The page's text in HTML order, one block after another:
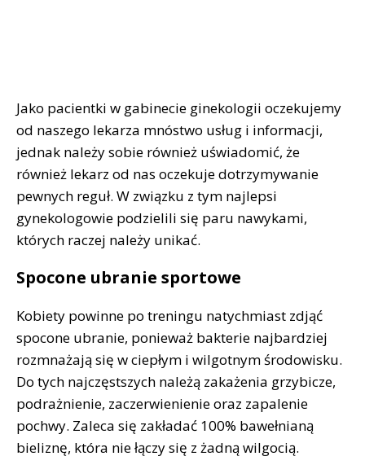
Jako pacientki w gabinecie ginekologii oczekujemy
od naszego lekarza mnóstwo usług i informacji,
jednak należy sobie również uświadomić, że
również lekarz od nas oczekuje dotrzymywanie
pewnych reguł. W związku z tym najlepsi
gynekologowie podzielili się paru nawykami,
których raczej należy unikać.
Spocone ubranie sportowe
Kobiety powinne po treningu natychmiast zdjąć
spocone ubranie, ponieważ bakterie najbardziej
rozmnażają się w ciepłym i wilgotnym środowisku.
Do tych najczęstszych należą zakażenia grzybicze,
podrażnienie, zaczerwienienie oraz zapalenie
pochwy. Zaleca się zakładać 100% bawełnianą
bieliznę, która nie łączy się z żadną wilgocią.